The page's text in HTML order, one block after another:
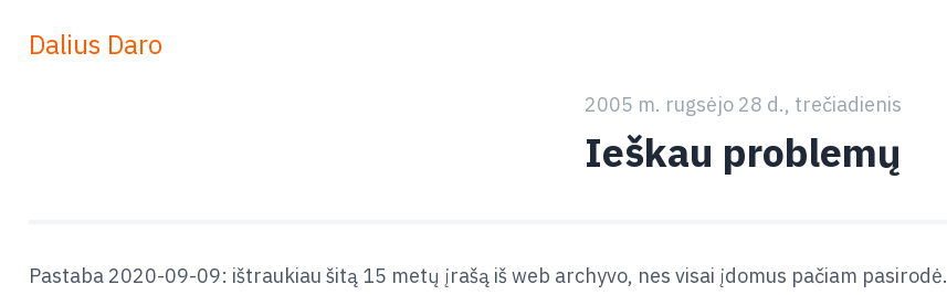
Dalius Daro
2005 m. rugsėjo 28 d., trečiadienis
Ieškau problemų
Pastaba 2020-09-09: ištraukiau šitą 15 metų įrašą iš web archyvo, nes visai įdomus pačiam pasirodė.